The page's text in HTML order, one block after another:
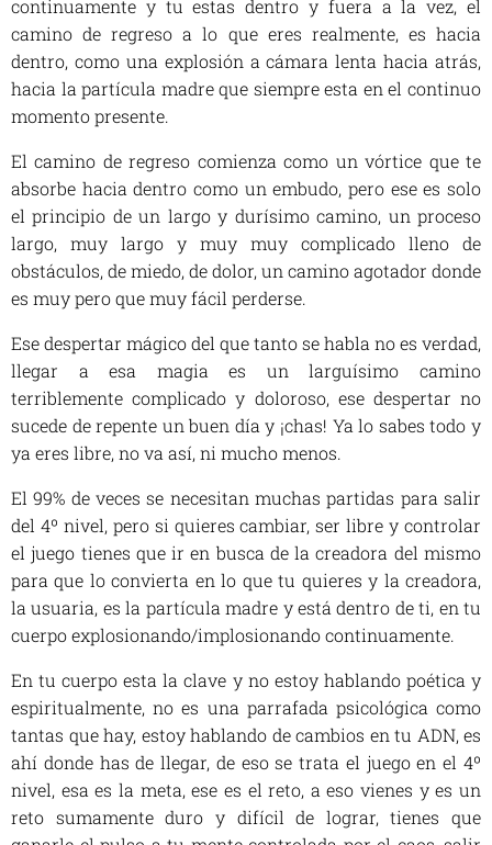
continuamente y tu estas dentro y fuera a la vez, el
camino de regreso a lo que eres realmente, es hacia
dentro, como una explosión a cámara lenta hacia atrás,
hacia la partícula madre que siempre esta en el continuo
momento presente.
El camino de regreso comienza como un vórtice que te
absorbe hacia dentro como un embudo, pero ese es solo
el principio de un largo y durísimo camino, un proceso
largo, muy largo y muy muy complicado lleno de
obstáculos, de miedo, de dolor, un camino agotador donde
es muy pero que muy fácil perderse.
Ese despertar mágico del que tanto se habla no es verdad,
llegar a esa magia es un larguísimo camino
terriblemente complicado y doloroso, ese despertar no
sucede de repente un buen día y ¡chas! Ya lo sabes todo y
ya eres libre, no va así, ni mucho menos.
El 99% de veces se necesitan muchas partidas para salir
del 4º nivel, pero si quieres cambiar, ser libre y controlar
el juego tienes que ir en busca de la creadora del mismo
para que lo convierta en lo que tu quieres y la creadora,
la usuaria, es la partícula madre y está dentro de ti, en tu
cuerpo explosionando/implosionando continuamente.
En tu cuerpo esta la clave y no estoy hablando poética y
espiritualmente, no es una parrafada psicológica como
tantas que hay, estoy hablando de cambios en tu ADN, es
ahí donde has de llegar, de eso se trata el juego en el 4º
nivel, esa es la meta, ese es el reto, a eso vienes y es un
reto sumamente duro y difícil de lograr, tienes que